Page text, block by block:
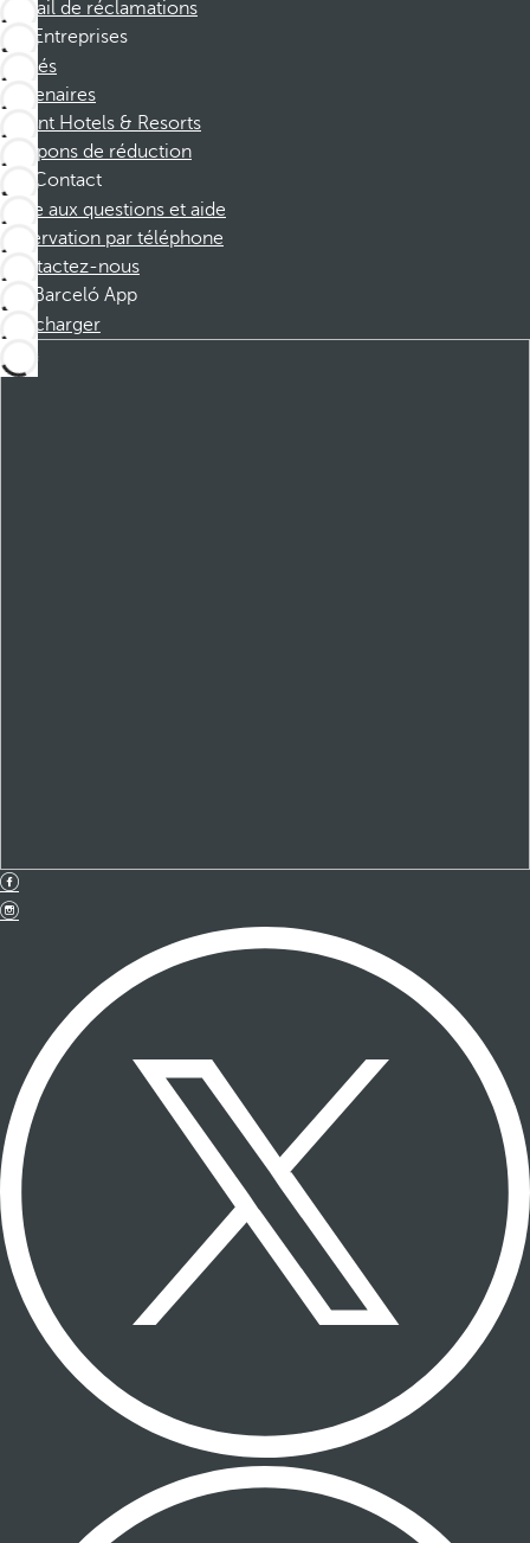
Portail de réclamations
Entreprises
Affiliés
Partenaires
Dorint Hotels & Resorts
Coupons de réduction
Contact
Foire aux questions et aide
Réservation par téléphone
Contactez-nous
Barceló App
Télécharger